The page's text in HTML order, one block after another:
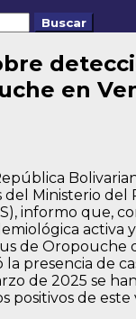
en
del Ministerio
informo que,
activa
de Oropouche
presencia de
de 2025 se
positivos de este